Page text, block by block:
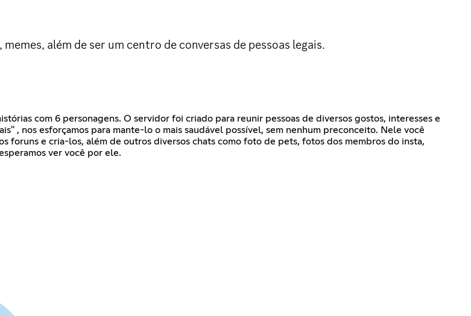
além de ser um centro de conversas de pessoas legais.
com 6 personagens. O servidor foi criado para reunir pessoas de diversos gostos, interesses e
, nos esforçamos para mante-lo o mais saudável possível, sem nenhum preconceito. Nele você
foruns e cria-los, além de outros diversos chats como foto de pets, fotos dos membros do insta,
ver você por ele.